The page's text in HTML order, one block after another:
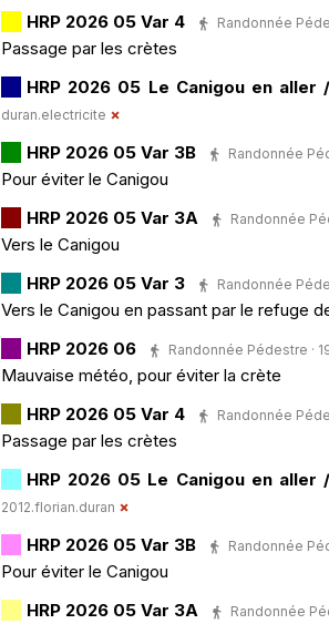
HRP 2026 05 Var 4
Randonnée
Passage par les crètes
HRP 2026 05 Le Canigou en aller
duran.electricite
HRP 2026 05 Var 3B Randonnée
Pour éviter le Canigou
HRP 2026 05 Var 3A
Randonnée
Vers le Canigou
HRP 2026 05 Var 3
Randonnée
Vers le Canigou en passant par le refuge
HRP 2026 06
Randonnée Pédestre ·
Mauvaise météo, pour éviter la crète
HRP 2026 05 Var 4
Randonnée
Passage par les crètes
HRP 2026 05 Le Canigou en aller
2012.florian.duran
HRP 2026 05 Var 3B Randonnée
Pour éviter le Canigou
HRP 2026 05 Var 3A
Randonnée